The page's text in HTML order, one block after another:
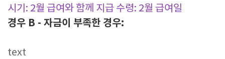
시기: 2월 급여와 함께 지급 수령: 2월 급여일
경우 B - 자금이 부족한 경우:
text